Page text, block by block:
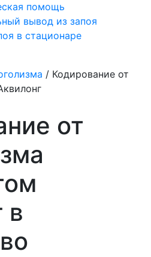
помощь
вывод из запоя
в стационаре
/ Кодирование от
от
в